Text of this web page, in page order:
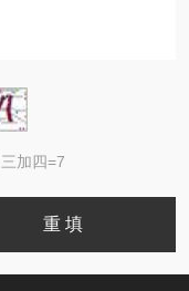
加四=7